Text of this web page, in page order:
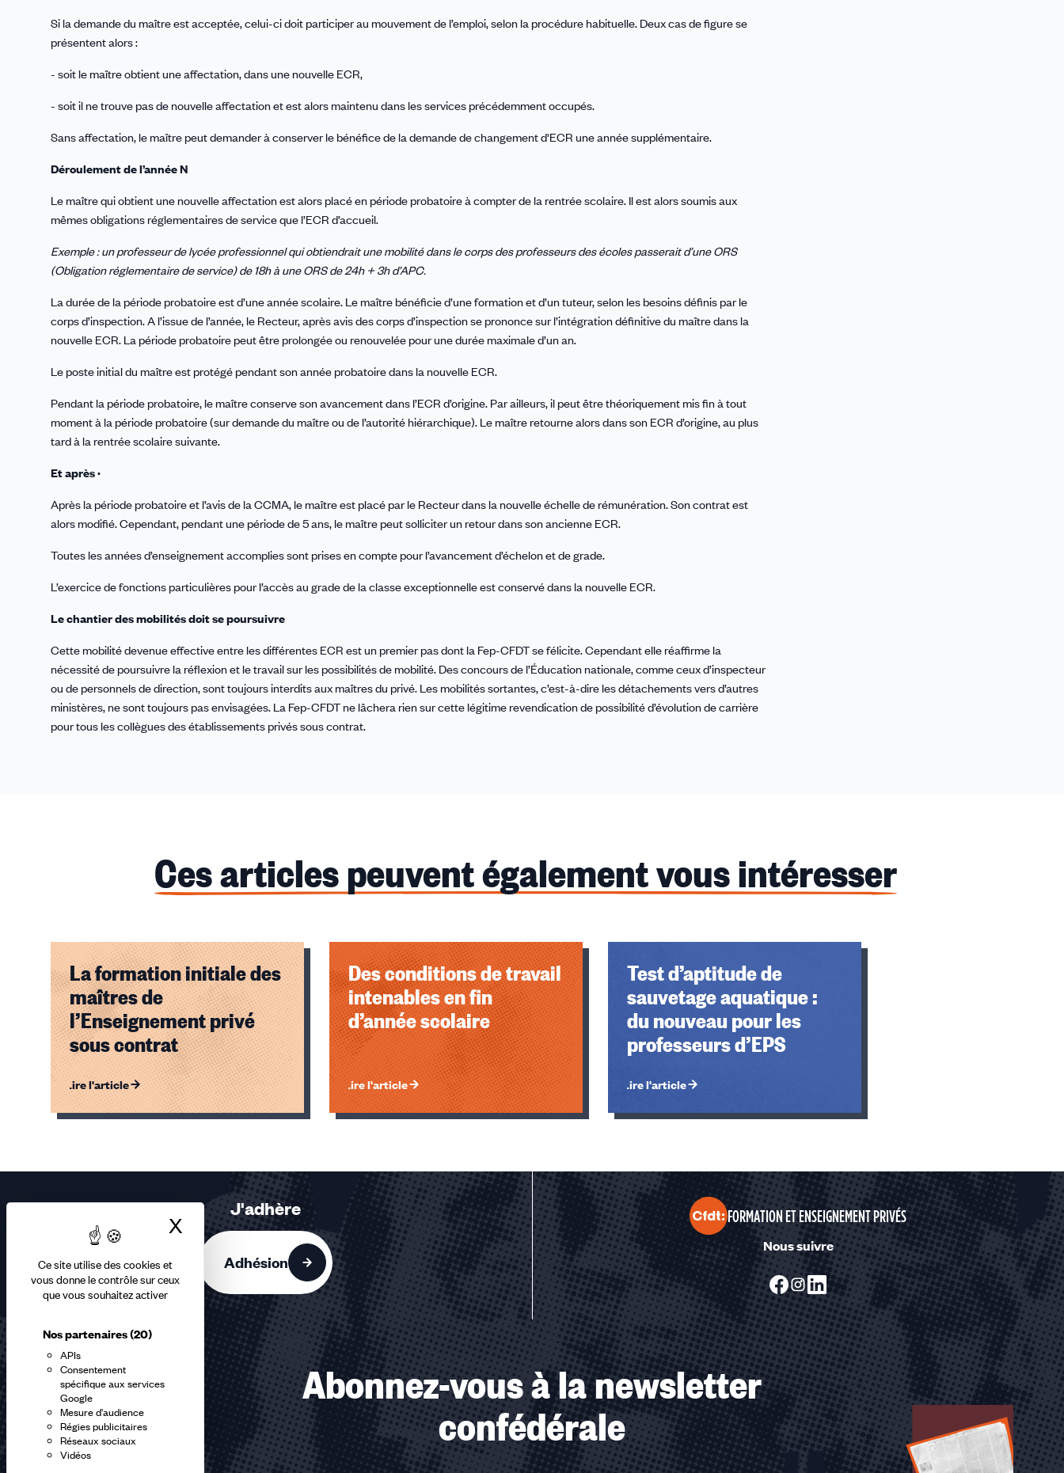
Ce site utilise des cookies et
vous donne le contrôle sur ceux
que vous souhaitez activer
Nos partenaires(20)
APIs
Consentement
spécifique aux services
Google
Mesure d'audience
Régies publicitaires
Réseaux sociaux
Vidéos
X Masquer le bandeau des cookies
Si la demande du maître est acceptée, celui-ci doit participer au mouvement de l’emploi, selon la procédure habituelle. Deux cas de figure se
présentent alors :
- soit le maître obtient une affectation, dans une nouvelle ECR,
- soit il ne trouve pas de nouvelle affectation et est alors maintenu dans les services précédemment occupés.
Sans affectation, le maître peut demander à conserver le bénéfice de la demande de changement d'ECR une année supplémentaire.
Déroulement de l’année N
Le maître qui obtient une nouvelle affectation est alors placé en période probatoire à compter de la rentrée scolaire. Il est alors soumis aux
mêmes obligations réglementaires de service que l’ECR d’accueil.
Exemple : un professeur de lycée professionnel qui obtiendrait une mobilité dans le corps des professeurs des écoles passerait d’une ORS
(Obligation réglementaire de service) de 18h à une ORS de 24h + 3h d’APC.
La durée de la période probatoire est d’une année scolaire. Le maître bénéficie d’une formation et d’un tuteur, selon les besoins définis par le
corps d’inspection. A l’issue de l’année, le Recteur, après avis des corps d’inspection se prononce sur l’intégration définitive du maître dans la
nouvelle ECR. La période probatoire peut être prolongée ou renouvelée pour une durée maximale d’un an.
Le poste initial du maître est protégé pendant son année probatoire dans la nouvelle ECR.
Pendant la période probatoire, le maître conserve son avancement dans l’ECR d’origine. Par ailleurs, il peut être théoriquement mis fin à tout
moment à la période probatoire (sur demande du maître ou de l’autorité hiérarchique). Le maître retourne alors dans son ECR d’origine, au plus
tard à la rentrée scolaire suivante.
Et après ·
Après la période probatoire et l’avis de la CCMA, le maître est placé par le Recteur dans la nouvelle échelle de rémunération. Son contrat est
alors modifié. Cependant, pendant une période de 5 ans, le maître peut solliciter un retour dans son ancienne ECR.
Toutes les années d’enseignement accomplies sont prises en compte pour l’avancement d’échelon et de grade.
L’exercice de fonctions particulières pour l’accès au grade de la classe exceptionnelle est conservé dans la nouvelle ECR.
Le chantier des mobilités doit se poursuivre
Cette mobilité devenue effective entre les différentes ECR est un premier pas dont la Fep-CFDT se félicite.Cependant elle réaffirme la
nécessité de poursuivre la réflexion et le travail sur les possibilités de mobilité. Des concours de l’Éducation nationale, comme ceux d’inspecteur
ou de personnels de direction, sont toujours interdits aux maîtres du privé. Les mobilités sortantes, c’est-à-dire les détachements vers d’autres
ministères, ne sont toujours pas envisagées. La Fep-CFDT ne lâchera rien sur cette légitime revendication de possibilité d’évolution de carrière
pour tous les collègues des établissements privés sous contrat.
Ces articles peuvent également vous intéresser
La formation initiale des
maîtres de
l’Enseignement privé
sous contrat
Lire l'article
Des conditions de travail
intenables en fin
d’année scolaire
Lire l'article
Test d’aptitude de
sauvetage aquatique :
du nouveau pour les
professeurs d’EPS
Lire l'article
Éléments
sur
accessibles
J'adhère
Adhésion
FORMATION ET ENSEIGNEMENT PRIVÉS
Nous suivre
Abonnez-vous à la newsletter
confédérale